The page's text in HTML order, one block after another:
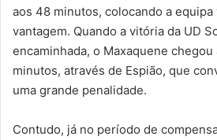
aos 48 minutos, colocando a equipa
vantagem. Quando a vitória da UD
encaminhada, o Maxaquene
minutos, através de Espião, que
uma grande penalidade.
Contudo, já no período de